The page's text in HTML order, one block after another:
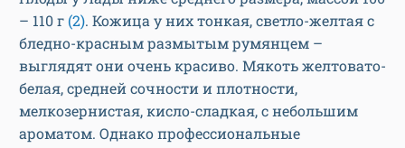
– 110 г (2). Кожица у них тонкая, светло-желтая с
бледно-красным размытым румянцем –
выглядят они очень красиво. Мякоть желтовато-
белая, средней сочности и плотности,
мелкозернистая, кисло-сладкая, с небольшим
ароматом. Однако профессиональные